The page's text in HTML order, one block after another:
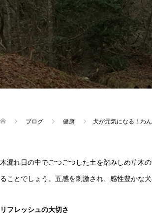
ブログ 健康 犬が元気になる！わ
木漏れ日の中でごつごつした土を踏みしめ草木
ることでしょう。五感を刺激され、感性豊かな
リフレッシュの大切さ